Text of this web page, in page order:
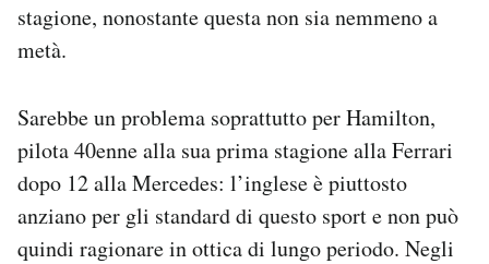
stagione, nonostante questa non sia nemmeno a
metà.
Sarebbe un problema soprattutto per Hamilton,
pilota 40enne alla sua prima stagione alla Ferrari
dopo 12 alla Mercedes: l’inglese è piuttosto
anziano per gli standard di questo sport e non può
quindi ragionare in ottica di lungo periodo. Negli